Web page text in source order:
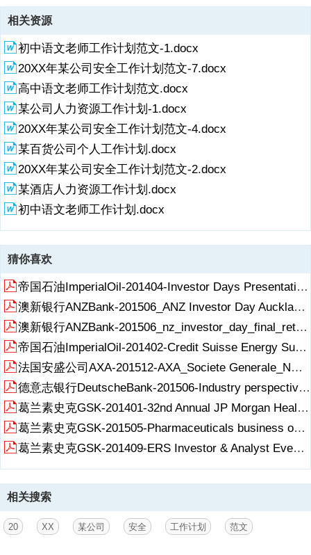
督、检查体系、实行安全检查问责制 我矿成立安全生产领导小组，组织
安全监督检查，并实施安全考核。完善各级领导、职能部门和各岗位安
全生产责任制，完善考核奖惩保障措施；组织好周检工作，每月组织一
次由总经理参加的安全大检查及安全办 _，每周由安全副矿长组织一次
安全生产大检查，检查覆盖率达100%，对查出的隐患实行分级管理制
度和重大隐患领导挂牌督办机制，对日常检查中发现的问题、隐患进行
登记建档，及时抓好整改，发现影响安全的问题立即停产停工整改。进
一步建立完善片区周查月检、严格按照“五定
现安全管理关口前移、重心下移 班组是企业生产活动第一线的排头兵。
它的安全活动开展的好与坏，将直接影响企业安全工作质量的全局。班
组安全管理及班组长工资与安全挂钩制，是安全管理工作的重中之重，
实现班组安全管理前移、中心下移是搞好安全生产的关键，班组长是安
全工作的核心又是班组管理的灵魂，抓好班组安全管理至关重要。
（1） 优秀班组评比，评出先进的奖励、后进的通报批评；（2）班组
长安全质量结构工资；（2） 每月组织一次班组长工作例会。 4、强化
员工培训，提高自主保安能力 一是持
种持证上岗率达到100%。二是开展全员业务学习，充分利用班前会学
习有关安全生产理念、知识、操作技能等，提高员工的业务素质。三是
加强科队长的二级培训，让他们走出去、静下心来真正的学习安全文化
知识。四是在全矿范围内开展班组长当准安全员培训，加大检查队伍。
五是开展准军事化训练。六是以安全文化建设为载体、安全亲情教育为
辅助，营造浓厚安全文化氛围，开展 “安全大舞台”，安全宣传月等各项
活动，使员工的安全意识在潜移默化中受到了熏陶，得到了升华。 5、
规范职工行为 在全矿范围内开展“上标准岗、干标准活”活动，把规范职
工行为纳入重要工作日程。以系统整治为主线，扎实开展精品工程创建
活动。同时各科队以提高日常管理工作质量，切实实现矿井安全生产文
明化。
相关资源
初中语文老师工作计划范文-1.docx
20XX年某公司安全工作计划范文-7.docx
高中语文老师工作计划范文.docx
某公司人力资源工作计划-1.docx
20XX年某公司安全工作计划范文-4.docx
某百货公司个人工作计划.docx
20XX年某公司安全工作计划范文-2.docx
某酒店人力资源工作计划.docx
初中语文老师工作计划.docx
猜你喜欢
帝国石油ImperialOil-201404-Investor Days Presentation.pdf
澳新银行ANZBank-201506_ANZ Investor Day Auckland, New Zealand_final_institutional_By_MD.pdf
澳新银行ANZBank-201506_nz_investor_day_final_retail_business_banking_wealth_By_MD.pdf
帝国石油ImperialOil-201402-Credit Suisse Energy Summit_Speech.pdf
法国安盛公司AXA-201512-AXA_Societe Generale_NMoreau.pdf
德意志银行DeutscheBank-201506-Industry perspectives and Strategy 2020_Conference_By_CEO.pdf
葛兰素史克GSK-201401-32nd Annual JP Morgan Healthcare Conference_By_CFO.pdf
葛兰素史克GSK-201505-Pharmaceuticals business overview-Investor-Event-Presentation.pdf
葛兰素史克GSK-201409-ERS Investor & Analyst Event-slides.pdf
相关搜索
20 XX 某公司 安全 工作计划 范文